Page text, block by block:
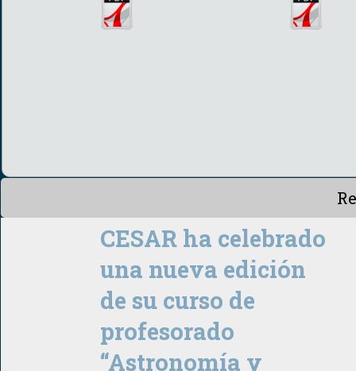
CESAR ha celebrado
una nueva edición
de su curso de
profesorado
“Astronomía y